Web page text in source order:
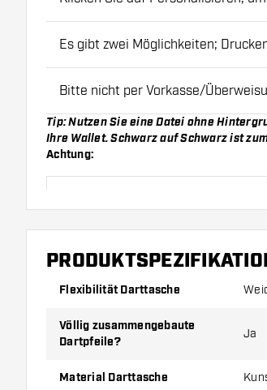
Es gibt zwei Möglichkeiten;
Bitte nicht per Vorkasse/
Tip: Nutzen Sie eine Datei ohne
Ihre Wallet. Schwarz auf Schwarz ist
Achtung:
Bedruckte Wallets können nur im Falle
Flexibilität Darttasche
Völlig zusammengebaute
Dartpfeile?
Ja
Material Darttasche